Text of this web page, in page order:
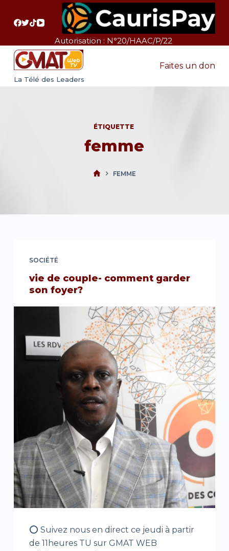
a
Autorisation : N°20/HAAC/P/22
La Télé des Leaders
Faites un don
ÉTIQUETTE
femme
FEMME
SOCIÉTÉ
vie de couple- comment garder
son foyer?
⭕ Suivez nous en direct ce jeudi à partir
de 11heures TU sur GMAT WEB